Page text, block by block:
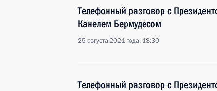
Телефонный разговор с
Канелем Бермудесом
25 августа 2021 года, 18:30
Телефонный разговор с